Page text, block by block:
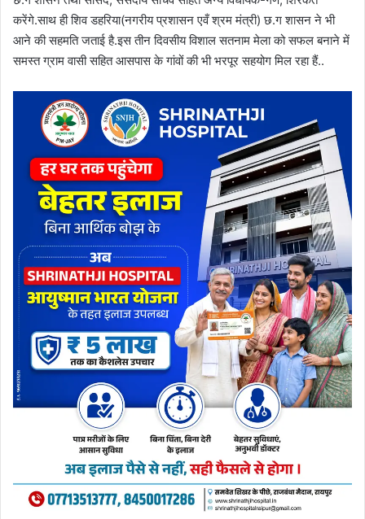
करेंगे.साथ ही शिव डहरिया(नगरीय प्रशासन एवँ श्रम मंत्री) छ.ग शासन ने भी
आने की सहमति जताई है.इस तीन दिवसीय विशाल सतनाम मेला को सफल बनाने में
समस्त ग्राम वासी सहित आसपास के गांवों की भी भरपूर सहयोग मिल रहा हैं..